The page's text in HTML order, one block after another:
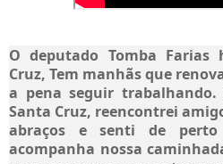
O deputado Tomba Farias
Cruz, Tem manhãs que
a pena seguir
Santa Cruz, reencontrei
abraços e senti de
acompanha nossa